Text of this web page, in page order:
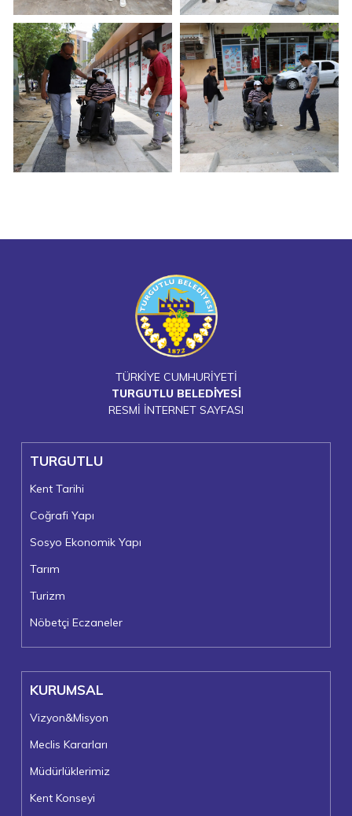
TÜRKİYE CUMHURİYETİ
TURGUTLU BELEDİYESİ
RESMİ İNTERNET SAYFASI
TURGUTLU
Kent Tarihi
Coğrafi Yapı
Sosyo Ekonomik Yapı
Tarım
Turizm
Nöbetçi Eczaneler
KURUMSAL
Vizyon&Misyon
Meclis Kararları
Müdürlüklerimiz
Kent Konseyi